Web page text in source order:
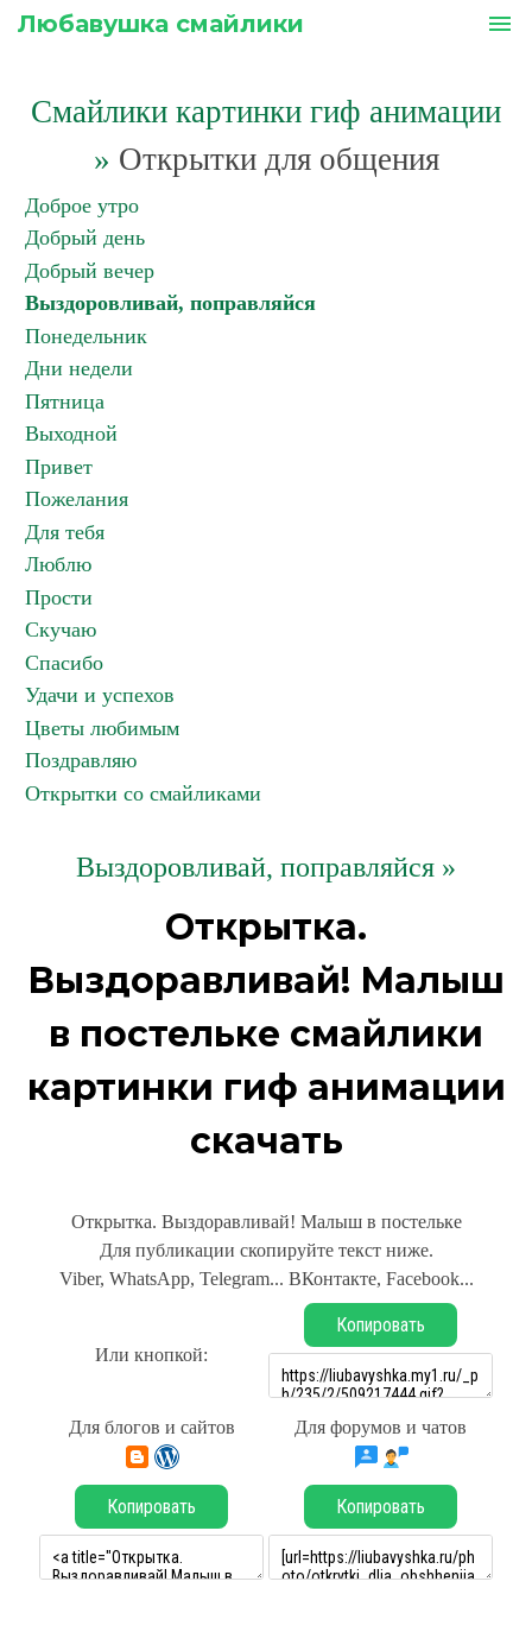
Любавушка смайлики menu
Смайлики картинки гиф анимации
» Открытки для общения
Доброе утро
Добрый день
Добрый вечер
Выздоровливай, поправляйся
Понедельник
Дни недели
Пятница
Выходной
Привет
Пожелания
Для тебя
Люблю
Прости
Скучаю
Спасибо
Удачи и успехов
Цветы любимым
Поздравляю
Открытки со смайликами
Выздоровливай, поправляйся »
Открытка.
Выздоравливай! Малыш
в постельке смайлики
картинки гиф анимации
скачать
Открытка. Выздоравливай! Малыш в постельке
Для публикации скопируйте текст ниже.
Viber, WhatsApp, Telegram... ВКонтакте, Facebook...
Или кнопкой:
Копировать
Для блогов и сайтов Для форумов и чатов
Копировать Копировать